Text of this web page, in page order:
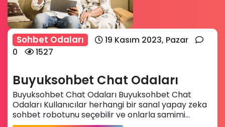
Sohbet Odaları
19 Kasım 2023, Pazar
0
1527
Buyuksohbet Chat Odaları
Buyuksohbet Chat Odaları Buyuksohbet Chat
Odaları Kullanıcılar herhangi bir sanal yapay zeka
sohbet robotunu seçebilir ve onlarla samimi...